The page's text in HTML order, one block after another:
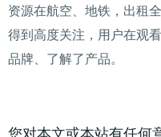
资源在航空、地铁，出租
得到高度关注，用户在观
品牌、了解了产品。
您对本文或本站有任何